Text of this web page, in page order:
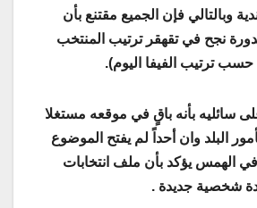
وبالتالي فإن الجميع مقتنع بأن
نجح في تقهقر ترتيب المنتخب
سائليه بأنه باقٍ في موقعه مستغلا
البلد وان أحداً لم يفتح الموضوع
الهمس يؤكد بأن ملف انتخابات
شخصية جديدة .